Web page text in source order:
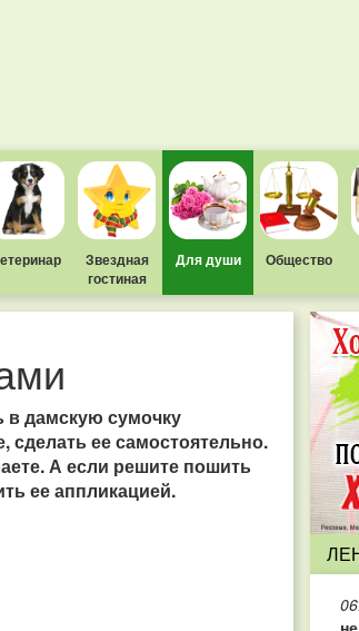
Звездная
гостиная
Для души Общество
в дамскую сумочку
сделать ее самостоятельно.
А если решите пошить
ее аппликацией.